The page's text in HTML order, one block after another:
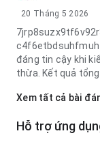
20 Tháng 5 2026
đáng tin cậy khi
thừa. Kết quả
Xem tất cả bài
Hỗ trợ ứng